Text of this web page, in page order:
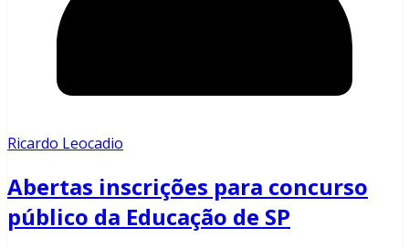
Ricardo Leocadio
Abertas inscrições para concurso
público da Educação de SP